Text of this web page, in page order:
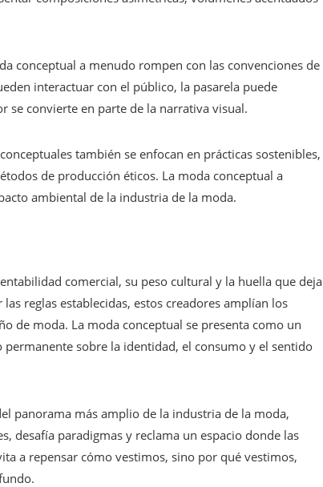
conceptual a menudo rompen con las convenciones de
interactuar con el público, la pasarela puede
se convierte en parte de la narrativa visual.
también se enfocan en prácticas sostenibles,
de producción éticos. La moda conceptual a
ambiental de la industria de la moda.
comercial, su peso cultural y la huella que deja
reglas establecidas, estos creadores amplían los
de moda. La moda conceptual se presenta como un
sobre la identidad, el consumo y el sentido
panorama más amplio de la industria de la moda,
desafía paradigmas y reclama un espacio donde las
a repensar cómo vestimos, sino por qué vestimos,